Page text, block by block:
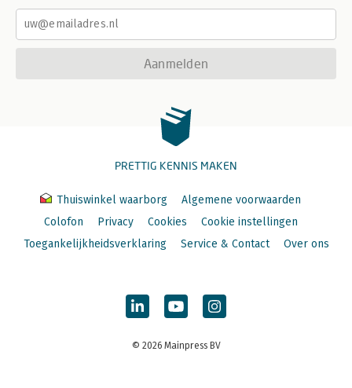
Aanmelden
PRETTIG KENNIS MAKEN
Thuiswinkel waarborg
Algemene voorwaarden
Colofon
Privacy Cookies
Cookie instellingen
Toegankelijkheidsverklaring
Service & Contact Over ons
© 2026 Mainpress BV